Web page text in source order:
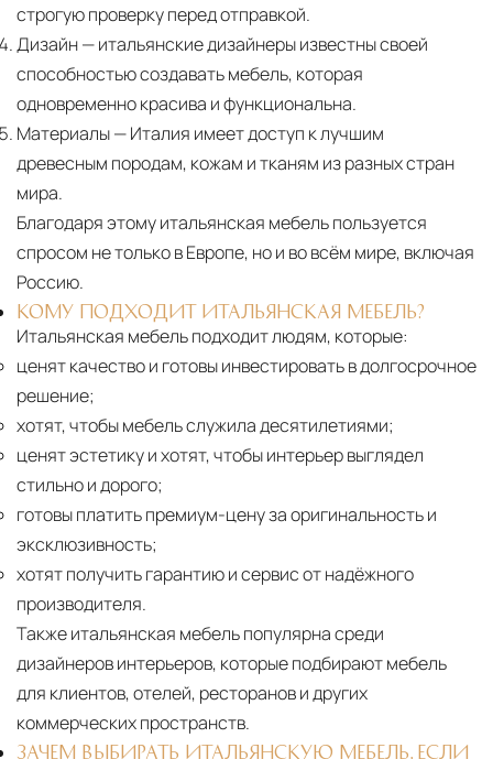
строгую проверку перед отправкой.
Дизайн— итальянские дизайнеры известны своей
способностью создавать мебель, которая
одновременно красива и функциональна.
Материалы— Италия имеет доступ к лучшим
древесным породам, кожам и тканям из разных стран
мира.
Благодаря этому итальянская мебель пользуется
спросом не только в Европе, но и во всём мире, включая
Россию.
КОМУ ПОДХОДИТ ИТАЛЬЯНСКАЯ МЕБЕЛЬ?
Итальянская мебель подходит людям, которые:
ценят качество и готовы инвестировать в долгосрочное
решение;
хотят, чтобы мебель служила десятилетиями;
ценят эстетику и хотят, чтобы интерьер выглядел
стильно и дорого;
готовы платить премиум-цену за оригинальность и
эксклюзивность;
хотят получить гарантию и сервис от надёжного
производителя.
Также итальянская мебель популярна среди
дизайнеров интерьеров, которые подбирают мебель
для клиентов, отелей, ресторанов и других
коммерческих пространств.
ЗАЧЕМ ВЫБИРАТЬ ИТАЛЬЯНСКУЮ МЕБЕЛЬ, ЕСЛИ